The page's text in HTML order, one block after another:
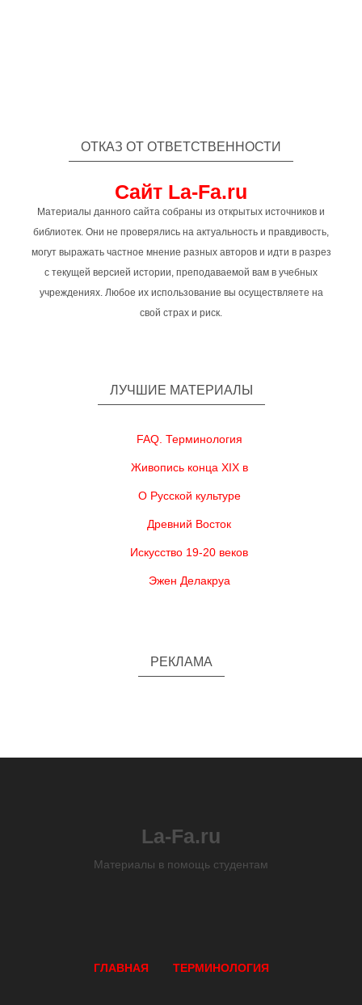
ОТКАЗ ОТ ОТВЕТСТВЕННОСТИ
Сайт La-Fa.ru
Материалы данного сайта собраны из открытых источников и
библиотек. Они не проверялись на актуальность и правдивость,
могут выражать частное мнение разных авторов и идти в разрез
с текущей версией истории, преподаваемой вам в учебных
учреждениях. Любое их использование вы осуществляете на
свой страх и риск.
ЛУЧШИЕ МАТЕРИАЛЫ
FAQ. Терминология
Живопись конца XIX в
О Русской культуре
Древний Восток
Искусство 19-20 веков
Эжен Делакруа
РЕКЛАМА
La-Fa.ru
Материалы в помощь студентам
ГЛАВНАЯ ТЕРМИНОЛОГИЯ